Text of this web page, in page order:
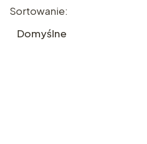
Lista produktów
Sortowanie:
Domyślne